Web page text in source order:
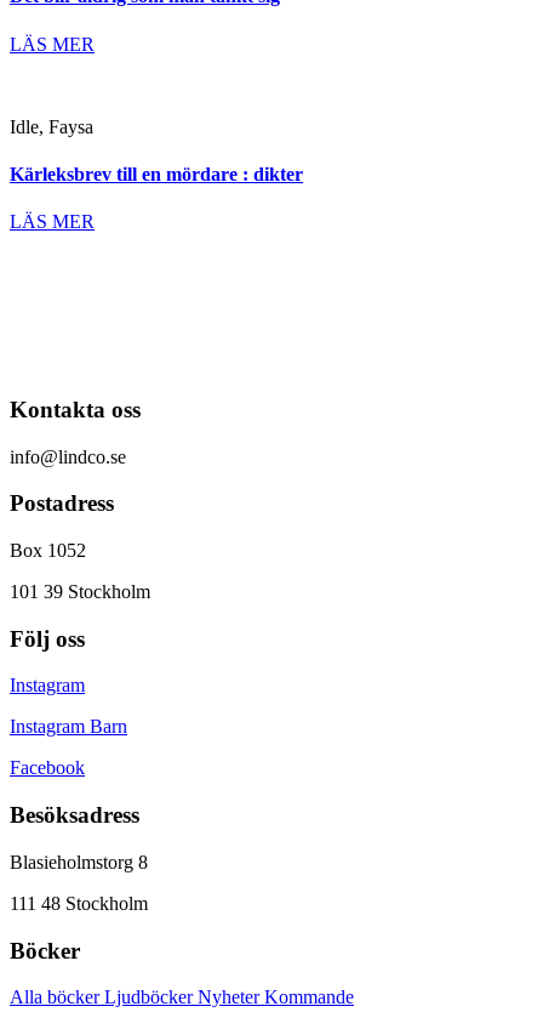
LÄS MER
Idle, Faysa
Kärleksbrev till en mördare : dikter
LÄS MER
Kontakta oss
info@lindco.se
Postadress
Box 1052
101 39 Stockholm
Följ oss
Instagram
Instagram Barn
Facebook
Besöksadress
Blasieholmstorg 8
111 48 Stockholm
Böcker
Alla böckerLjudböckerNyheterKommande